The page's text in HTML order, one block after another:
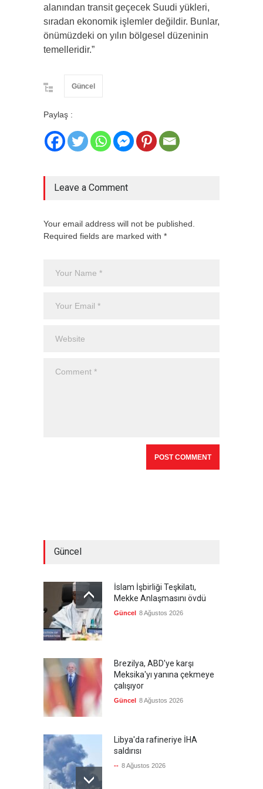
alanından transit geçecek Suudi yükleri,
sıradan ekonomik işlemler değildir. Bunlar,
önümüzdeki on yılın bölgesel düzeninin
temelleridir.”
Güncel
Paylaş :
Leave a Comment
Your email address will not be published.
Required fields are marked with *
Güncel
İslam İşbirliği Teşkilatı,
Mekke Anlaşmasını övdü
Güncel 8 Ağustos 2026
Brezilya, ABD'ye karşı
Meksika'yı yanına çekmeye
çalışıyor
Güncel 8 Ağustos 2026
Libya'da rafineriye İHA
saldırısı
-- 8 Ağustos 2026